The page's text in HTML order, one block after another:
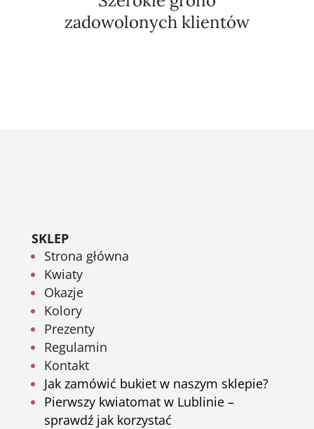
zadowolonych klientów
SKLEP
Strona główna
Kwiaty
Okazje
Kolory
Prezenty
Regulamin
Kontakt
Jak zamówić bukiet w naszym sklepie?
Pierwszy kwiatomat w Lublinie –
sprawdź jak korzystać